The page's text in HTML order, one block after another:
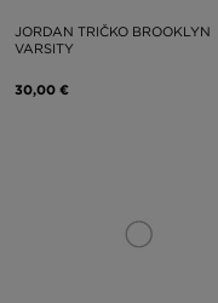
JORDAN TRIČKO BROOKLYN
VARSITY
30,00 €